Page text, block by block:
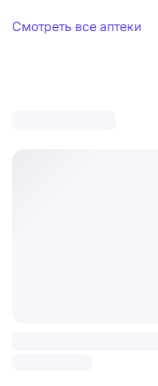
Смотреть все аптеки